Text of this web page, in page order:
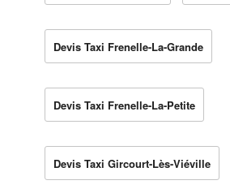
Devis Taxi Frenelle-La-Grande
Devis Taxi Frenelle-La-Petite
Devis Taxi Gircourt-Lès-Viéville